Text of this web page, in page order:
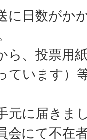
に日数がか
ら、投票用
ています）
元に届きま
会にて不在